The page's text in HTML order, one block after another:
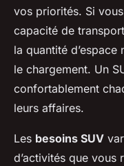
vos priorités. Si
capacité de
la quantité
le chargement. Un
confortablement
leurs affaires.
Les besoins SUV
d’activités que vous